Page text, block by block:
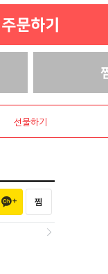
선물하기